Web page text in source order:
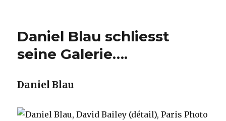
Daniel Blau schliesst
seine Galerie….
Daniel Blau